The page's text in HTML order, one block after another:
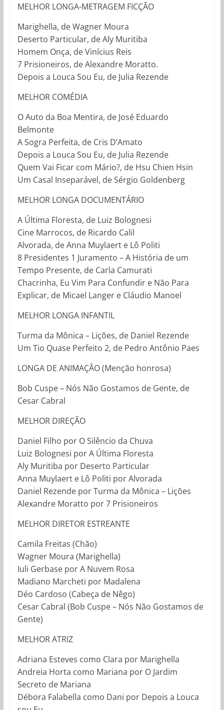
MELHOR LONGA-METRAGEM FICÇÃO
Marighella, de Wagner Moura
Deserto Particular, de Aly Muritiba
Homem Onça, de Vinícius Reis
7 Prisioneiros, de Alexandre Moratto.
Depois a Louca Sou Eu, de Julia Rezende
MELHOR COMÉDIA
O Auto da Boa Mentira, de José Eduardo
Belmonte
A Sogra Perfeita, de Cris D’Amato
Depois a Louca Sou Eu, de Julia Rezende
Quem Vai Ficar com Mário?, de Hsu Chien Hsin
Um Casal Inseparável, de Sérgio Goldenberg
MELHOR LONGA DOCUMENTÁRIO
A Última Floresta, de Luiz Bolognesi
Cine Marrocos, de Ricardo Calil
Alvorada, de Anna Muylaert e Lô Politi
8 Presidentes 1 Juramento – A História de um
Tempo Presente, de Carla Camurati
Chacrinha, Eu Vim Para Confundir e Não Para
Explicar, de Micael Langer e Cláudio Manoel
MELHOR LONGA INFANTIL
Turma da Mônica – Lições, de Daniel Rezende
Um Tio Quase Perfeito 2, de Pedro Antônio Paes
LONGA DE ANIMAÇÃO (Menção honrosa)
Bob Cuspe – Nós Não Gostamos de Gente, de
Cesar Cabral
MELHOR DIREÇÃO
Daniel Filho por O Silêncio da Chuva
Luiz Bolognesi por A Última Floresta
Aly Muritiba por Deserto Particular
Anna Muylaert e Lô Politi por Alvorada
Daniel Rezende por Turma da Mônica – Lições
Alexandre Moratto por 7 Prisioneiros
MELHOR DIRETOR ESTREANTE
Camila Freitas (Chão)
Wagner Moura (Marighella)
Iuli Gerbase por A Nuvem Rosa
Madiano Marcheti por Madalena
Déo Cardoso (Cabeça de Nêgo)
Cesar Cabral (Bob Cuspe – Nós Não Gostamos de
Gente)
MELHOR ATRIZ
Adriana Esteves como Clara por Marighella
Andreia Horta como Mariana por O Jardim
Secreto de Mariana
Débora Falabella como Dani por Depois a Louca